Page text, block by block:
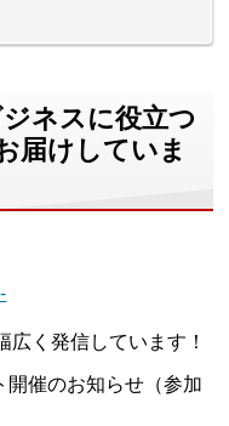
ネスに役立つ
届けしていま
く発信しています！
開催のお知らせ（参加